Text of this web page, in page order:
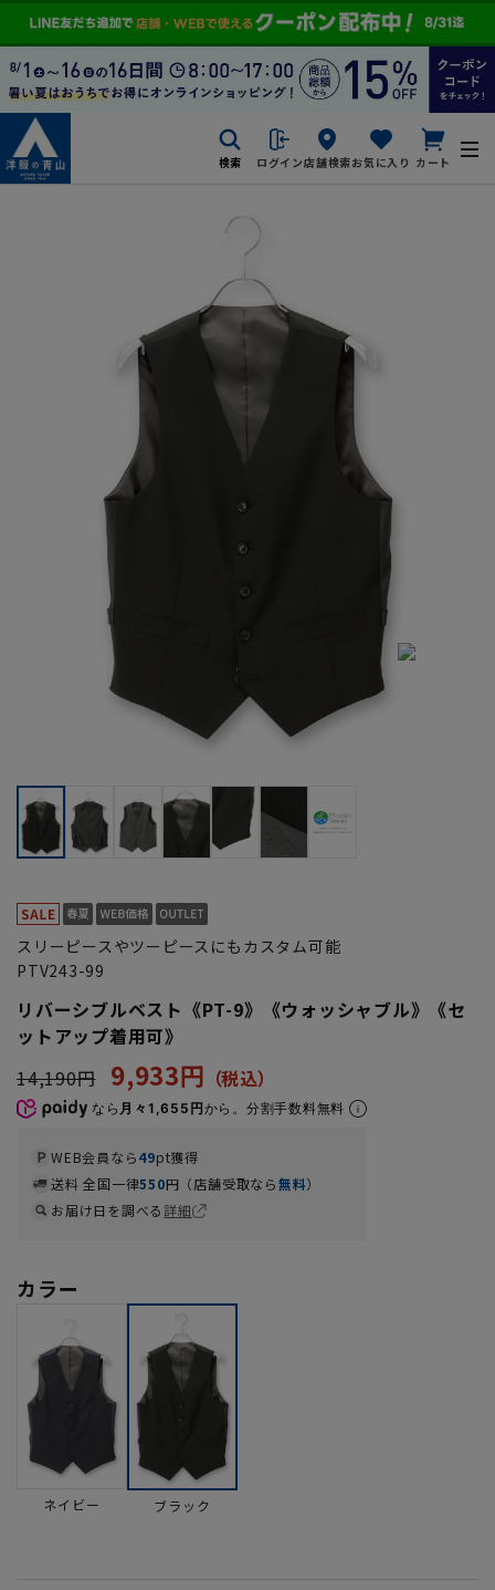
検索 ログイン店舗検索お気に入り カート
スリーピースやツーピースにもカスタム可能
PTV243-99
リバーシブルベスト《PT-9》《ウォッシャブル》《セ
ットアップ着用可》
14,190円
9,933円
なら 月々1,655円から。分割手数料無料
WEB会員なら49pt獲得
送料 全国一律550円（店舗受取なら無料）
お届け日を調べる詳細
カラー
ネイビー ブラック